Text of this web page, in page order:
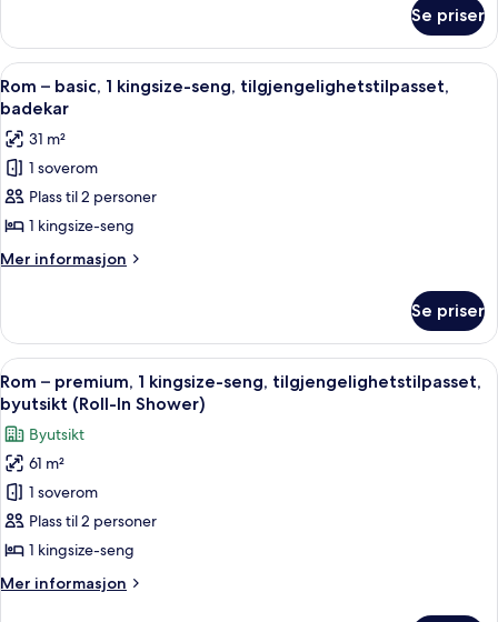
–
premium,
1
kingsize-
hjørnerom
Se priser
Åpne
alle
bildene
av
Rom
–
basic,
1
tilgjengelighetstilpasset,
badekar
Sengetøy av topp kvalitet, safe på
5
Rom – basic, 1 kingsize-seng, tilgjengelighetstilpasset,
badekar
31 m²
1 soverom
Plass til 2 personer
1 kingsize-seng
Mer informasjon
Mer
–
basic,
1
kingsize-
seng,
tilgjengelighetstilpasset,
badekar
Se priser
Åpne
alle
bildene
av
Rom
–
premium,
1
kingsize-
seng,
Sengetøy av topp kvalitet, safe på
4
Rom – premium, 1 kingsize-seng, tilgjengelighetstilpasset,
byutsikt (Roll-In Shower)
Byutsikt
61 m²
1 soverom
Plass til 2 personer
1 kingsize-seng
Mer informasjon
Mer